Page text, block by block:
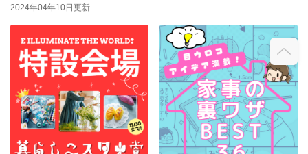
2024年04年10日更新